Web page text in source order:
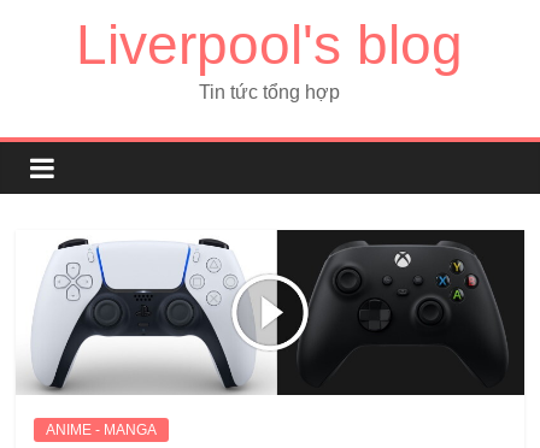
Liverpool's blog
Tin tức tổng hợp
ANIME - MANGA